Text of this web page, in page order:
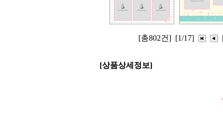
[총802건] [1/17]
[상품상세정보]